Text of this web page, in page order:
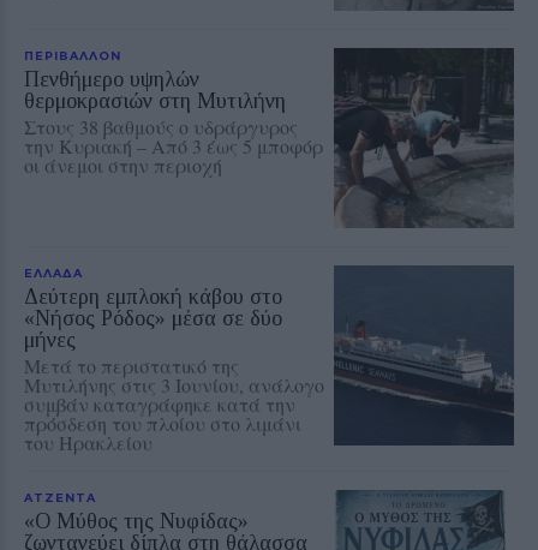
ΠΕΡΙΒΑΛΛΟΝ
Πενθήμερο υψηλών
θερμοκρασιών στη Μυτιλήνη
Στους 38 βαθμούς ο υδράργυρος
την Κυριακή – Από 3 έως 5 μποφόρ
οι άνεμοι στην περιοχή
ΕΛΛΑΔΑ
Δεύτερη εμπλοκή κάβου στο
«Νήσος Ρόδος» μέσα σε δύο
μήνες
Μετά το περιστατικό της
Μυτιλήνης στις 3 Ιουνίου, ανάλογο
συμβάν καταγράφηκε κατά την
πρόσδεση του πλοίου στο λιμάνι
του Ηρακλείου
ΑΤΖΕΝΤΑ
«Ο Μύθος της Νυφίδας»
ζωντανεύει δίπλα στη θάλασσα